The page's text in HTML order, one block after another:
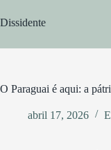
para
o
Dissidente
O Paraguai é aqui: a
abril 17, 2026